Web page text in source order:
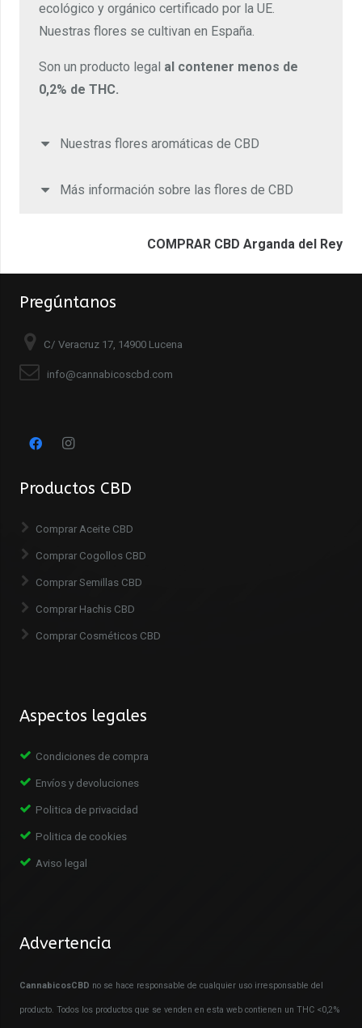
ecológico y orgánico certificado por la UE.
Nuestras flores se cultivan en España.
Son un producto legal al contener menos de
0,2% de THC.
Nuestras flores aromáticas de CBD
Más información sobre las flores de CBD
COMPRAR CBD Arganda del Rey
Pregúntanos
C/ Veracruz 17, 14900 Lucena
info@cannabicoscbd.com
Productos CBD
Comprar Aceite CBD
Comprar Cogollos CBD
Comprar Semillas CBD
Comprar Hachis CBD
Comprar Cosméticos CBD
Aspectos legales
Condiciones de compra
Envíos y devoluciones
Politica de privacidad
Politica de cookies
Aviso legal
Advertencia
CannabicosCBD no se hace responsable de cualquier uso irresponsable del
producto. Todos los productos que se venden en esta web contienen un THC <0,2%